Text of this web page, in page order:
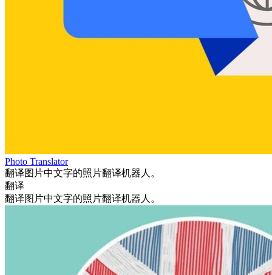
Photo Translator
翻译图片中文字的照片翻译机器人。
翻译
翻译图片中文字的照片翻译机器人。